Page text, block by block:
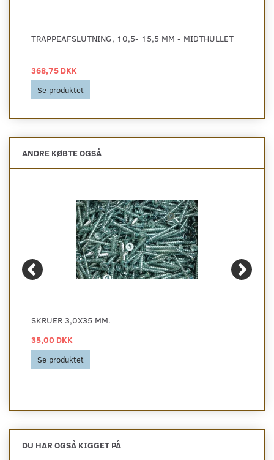
TRAPPEAFSLUTNING, 10,5- 15,5 MM - MIDTHULLET
368,75 DKK
Se produktet
ANDRE KØBTE OGSÅ
SKRUER 3,0X35 MM.
35,00 DKK
Se produktet
DU HAR OGSÅ KIGGET PÅ